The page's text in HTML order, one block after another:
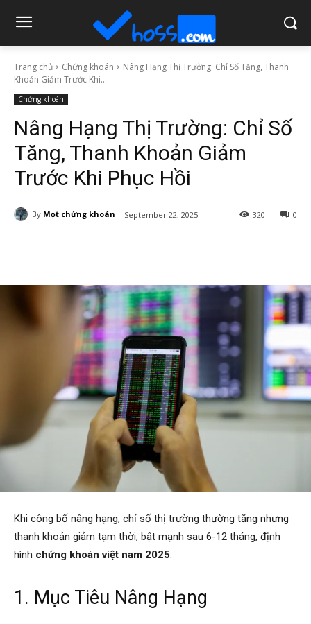
Trang chủ Chứng khoán
Nâng Hạng Thị Trường: Chỉ Số Tăng, Thanh
Khoản Giảm Trước Khi...
Chứng khoán
Nâng Hạng Thị Trường: Chỉ Số
Tăng, Thanh Khoản Giảm
Trước Khi Phục Hồi
By Mọt chứng khoán September 22, 2025 0
320
Khi công bố nâng hạng, chỉ số thị trường thường tăng nhưng
thanh khoản giảm tạm thời, bật mạnh sau 6-12 tháng, định
hình chứng khoán việt nam 2025.
1. Mục Tiêu Nâng Hạng